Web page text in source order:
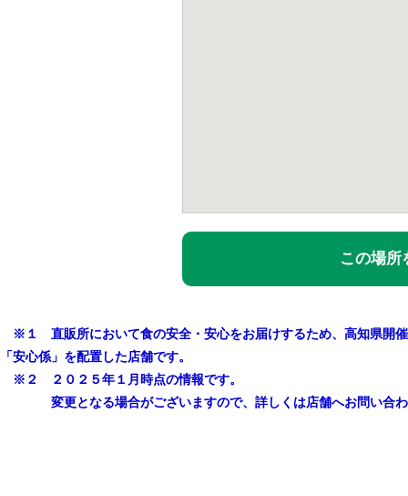
この場所
※１ 直販所において食の安全・安心をお届けするため、高知県開
「安心係」を配置した店舗です。
※２ ２０２５年１月時点の情報です。
変更となる場合がございますので、詳しくは店舗へお問い合わ